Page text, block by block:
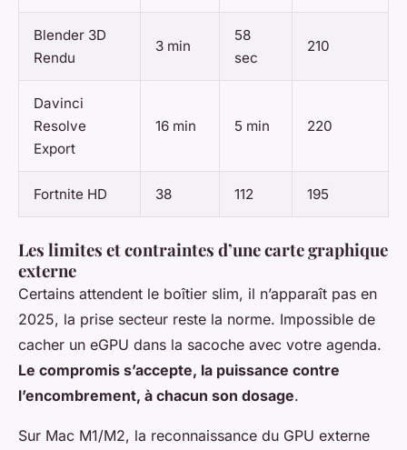
Blender 3D
Rendu
3 min
58
sec
210
Davinci
Resolve
Export
16 min 5 min 220
Fortnite HD 38 112 195
Les limites et contraintes d’une carte graphique
externe
Certains attendent le boîtier slim, il n’apparaît pas en
2025, la prise secteur reste la norme. Impossible de
cacher un eGPU dans la sacoche avec votre agenda.
Le compromis s’accepte, la puissance contre
l’encombrement, à chacun son dosage.
Sur Mac M1/M2, la reconnaissance du GPU externe